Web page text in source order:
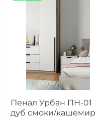
Пенал Урбан ПН-01
дуб смоки/кашемир